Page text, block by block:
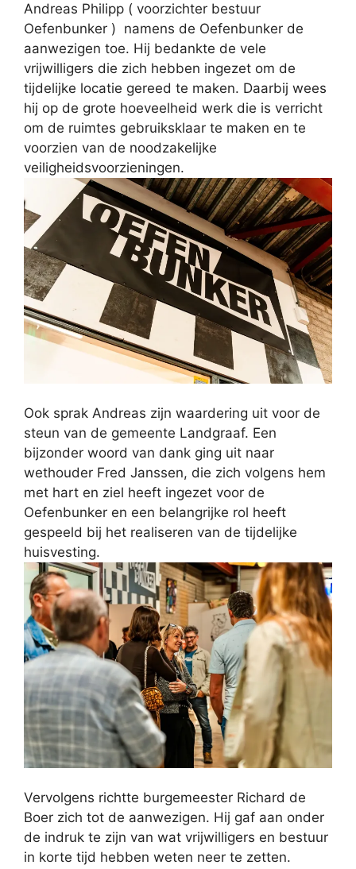
Andreas Philipp ( voorzichter bestuur
Oefenbunker ) namens de Oefenbunker de
aanwezigen toe. Hij bedankte de vele
vrijwilligers die zich hebben ingezet om de
tijdelijke locatie gereed te maken. Daarbij wees
hij op de grote hoeveelheid werk die is verricht
om de ruimtes gebruiksklaar te maken en te
voorzien van de noodzakelijke
veiligheidsvoorzieningen.
Ook sprak Andreas zijn waardering uit voor de
steun van de gemeente Landgraaf. Een
bijzonder woord van dank ging uit naar
wethouder Fred Janssen, die zich volgens hem
met hart en ziel heeft ingezet voor de
Oefenbunker en een belangrijke rol heeft
gespeeld bij het realiseren van de tijdelijke
huisvesting.
Vervolgens richtte burgemeester Richard de
Boer zich tot de aanwezigen. Hij gaf aan onder
de indruk te zijn van wat vrijwilligers en bestuur
in korte tijd hebben weten neer te zetten.